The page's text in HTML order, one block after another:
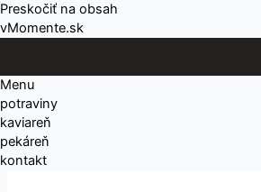
Preskočiť na obsah
vMomente.sk
Menu
potraviny
kaviareň
pekáreň
kontakt